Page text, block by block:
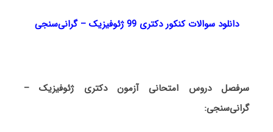
دانلود سوالات کنکور دکتری 99 ژئوفیزیک – گرانی‌سنجی
سرفصل دروس امتحانی آزمون دکتری ژئوفیزیک –
گرانی‌سنجی: